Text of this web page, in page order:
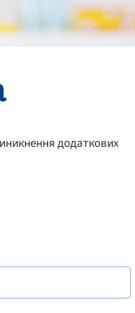
додаткових